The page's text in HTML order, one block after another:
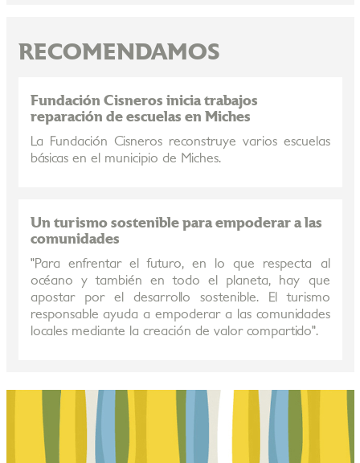
RECOMENDAMOS
Fundación Cisneros inicia trabajos
reparación de escuelas en Miches
La Fundación Cisneros reconstruye varios escuelas
básicas en el municipio de Miches.
Un turismo sostenible para empoderar a las
comunidades
"Para enfrentar el futuro, en lo que respecta al
océano y también en todo el planeta, hay que
apostar por el desarrollo sostenible. El turismo
responsable ayuda a empoderar a las comunidades
locales mediante la creación de valor compartido".